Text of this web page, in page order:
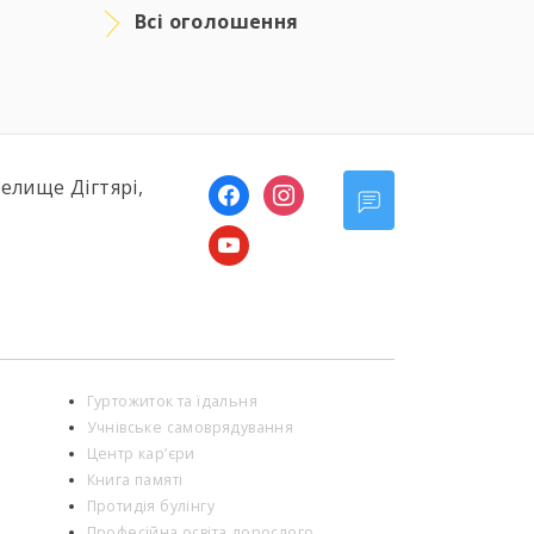
Всі оголошення
Дігтярі,
facebookinstagram
youtube
Гуртожиток та їдальня
Учнівське самоврядування
Центр кар’єри
Книга памяті
Протидія булінгу